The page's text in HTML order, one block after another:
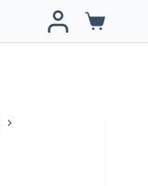
Iepirkumu
grozs